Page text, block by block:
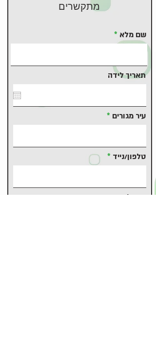
מתקשרים
שם מלא
תאריך לידה
עיר מגורים
טלפון/נייד
אימייל